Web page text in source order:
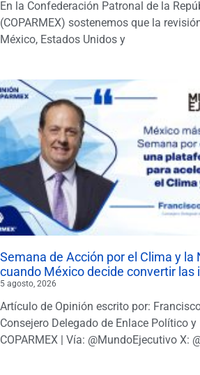
En la Confederación Patronal de la
(COPARMEX) sostenemos que la
México, Estados Unidos y
Semana de Acción por el Clima y la
cuando México decide convertir las
5 agosto, 2026
Artículo de Opinión escrito por:
Consejero Delegado de Enlace Político
COPARMEX | Vía: @MundoEjecutivo X: